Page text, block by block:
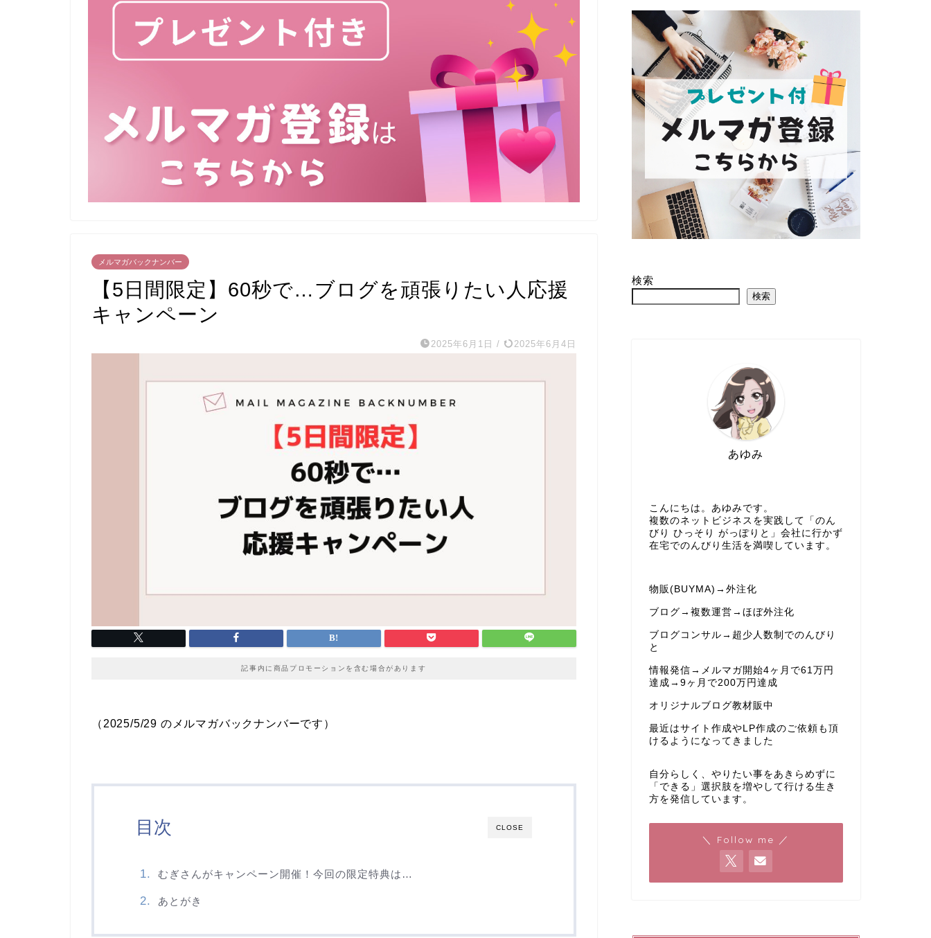
メルマガバックナンバー
【5日間限定】60秒で…ブログを頑張りたい人応援
キャンペーン
2025年6月1日 / 2025年6月4日
記事内に商品プロモーションを含む場合があります
（2025/5/29 のメルマガバックナンバーです）
CLOSE
目次
むぎさんがキャンペーン開催！今回の限定特典は…
あとがき
検索
検索
あゆみ
こんにちは。あゆみです。
複数のネットビジネスを実践して「のん
びり ひっそり がっぽりと」会社に行かず
在宅でのんびり生活を満喫しています。
物販(BUYMA)→外注化
ブログ→複数運営→ほぼ外注化
ブログコンサル→超少人数制でのんびり
と
情報発信→メルマガ開始4ヶ月で61万円
達成→9ヶ月で200万円達成
オリジナルブログ教材販中
最近はサイト作成やLP作成のご依頼も頂
けるようになってきました
自分らしく、やりたい事をあきらめずに
「できる」選択肢を増やして行ける生き
方を発信しています。
＼ Follow me ／